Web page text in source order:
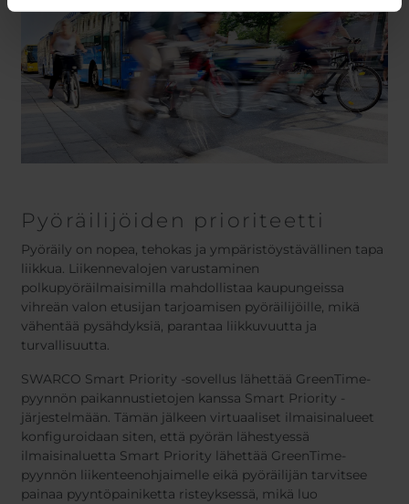
Pyöräilijöiden prioriteetti
Pyöräily on nopea, tehokas ja ympäristöystävällinen tapa
liikkua. Liikennevalojen varustaminen
polkupyöräilmaisimilla mahdollistaa kaupungeissa
vihreän valon etusijan tarjoamisen pyöräilijöille, mikä
vähentää pysähdyksiä, parantaa liikkuvuutta ja
turvallisuutta.
SWARCO Smart Priority -sovellus lähettää GreenTime-
pyynnön paikannustietojen kanssa Smart Priority -
järjestelmään. Tämän jälkeen virtuaaliset ilmaisinalueet
konfiguroidaan siten, että pyörän lähestyessä
ilmaisinaluetta Smart Priority lähettää GreenTime-
pyynnön liikenteenohjaimelle eikä pyöräilijän tarvitsee
painaa pyyntöpainiketta risteyksessä, mikä luo